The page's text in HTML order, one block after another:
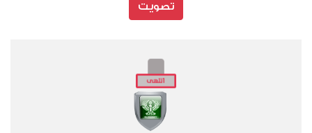
تصويت